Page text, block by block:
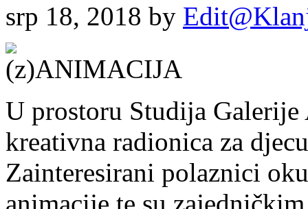
srp 18, 2018 by
U prostoru Studija
kreativna radionica za
Zainteresirani polaznici
animacije te su